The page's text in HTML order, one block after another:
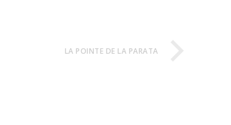
LA POINTE DE LA PARATA